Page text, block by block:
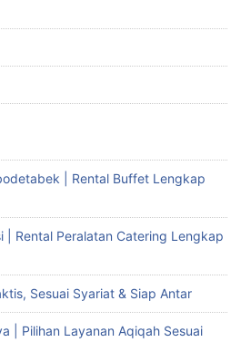
| Rental Buffet Lengkap
| Rental Peralatan Catering Lengkap
Sesuai Syariat & Siap Antar
| Pilihan Layanan Aqiqah Sesuai